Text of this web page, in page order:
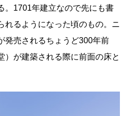
。1701年建立なので先にも書
れるようになった頃のもの。ニ
発売されるちょうど300年前
）が建築される際に前面の床と